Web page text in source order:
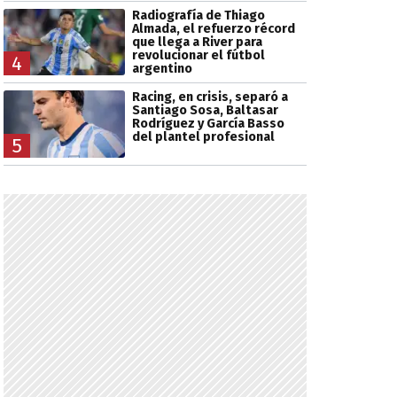
4
Radiografía de Thiago
Almada, el refuerzo récord
que llega a River para
revolucionar el fútbol
argentino
5
Racing, en crisis, separó a
Santiago Sosa, Baltasar
Rodríguez y García Basso
del plantel profesional